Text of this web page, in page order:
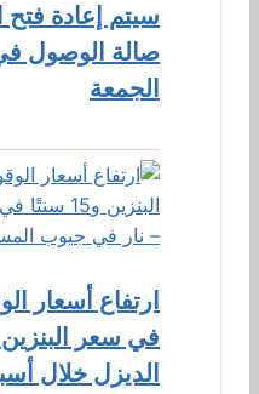
سيتم إعادة
صالة الوصول
الجمعة
الديزل خلال